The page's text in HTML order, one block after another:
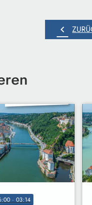
chevron_left
· 03:14